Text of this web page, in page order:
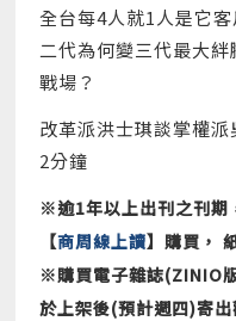
全台每4人就1人是它
二代為何變三代最大
戰場？
改革派洪士琪談掌權
2分鐘
※逾1年以上出刊之刊期
【商周線上讀】購買，
※購買電子雜誌(ZINIO
於上架後(預計週四)寄